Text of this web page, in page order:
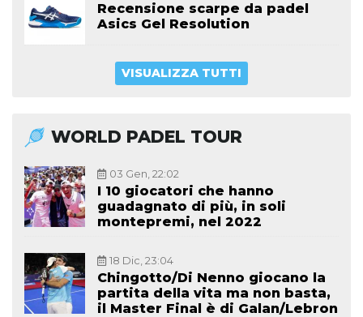
Recensione scarpe da padel
Asics Gel Resolution
VISUALIZZA TUTTI
WORLD PADEL TOUR
03 Gen, 22:02
I 10 giocatori che hanno
guadagnato di più, in soli
montepremi, nel 2022
18 Dic, 23:04
Chingotto/Di Nenno giocano la
partita della vita ma non basta,
il Master Final è di Galan/Lebron